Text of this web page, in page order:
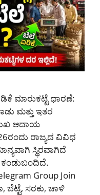
ಮಾರುಕಟ್ಟೆ ಧಾರಣೆ:
ಮತ್ತು ಇತರ
ಆದಾಯ
ರಾಜ್ಯದ ವಿವಿಧ
ಸ್ಥಿರವಾಗಿದೆ
ಕಂಡುಬಂದಿದೆ.
Group Join
ಸರಕು, ಚಾಳಿ